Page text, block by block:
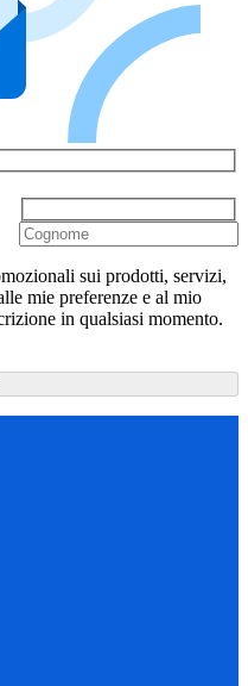
sui prodotti, servizi,
mie preferenze e al mio
in qualsiasi momento.